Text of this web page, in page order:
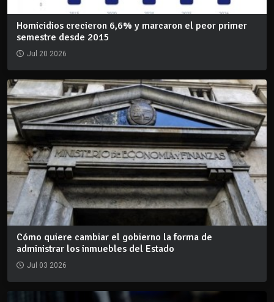
Homicidios crecieron 6,6% y marcaron el peor primer
semestre desde 2015
Jul 20 2026
Cómo quiere cambiar el gobierno la forma de
administrar los inmuebles del Estado
Jul 03 2026